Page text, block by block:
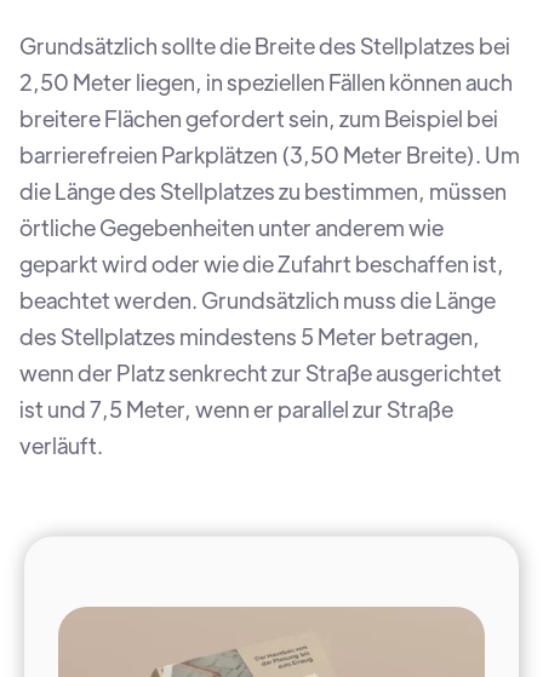
Grundsätzlich sollte die Breite des Stellplatzes bei
2,50 Meter liegen, in speziellen Fällen können auch
breitere Flächen gefordert sein, zum Beispiel bei
barrierefreien Parkplätzen (3,50 Meter Breite). Um
die Länge des Stellplatzes zu bestimmen, müssen
örtliche Gegebenheiten unter anderem wie
geparkt wird oder wie die Zufahrt beschaffen ist,
beachtet werden. Grundsätzlich muss die Länge
des Stellplatzes mindestens 5 Meter betragen,
wenn der Platz senkrecht zur Straße ausgerichtet
ist und 7,5 Meter, wenn er parallel zur Straße
verläuft.